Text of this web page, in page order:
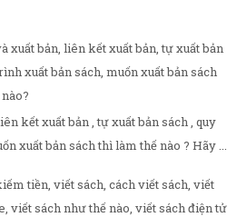
xuất bản, liên kết xuất bản, tự xuất bản
xuất bản sách, muốn xuất bản sách
kết xuất bản , tự xuất bản sách , quy
xuất bản sách thì làm thế nào ? Hãy ...
tiền, viết sách, cách viết sách, viết
viết sách như thế nào, viết sách điện tử